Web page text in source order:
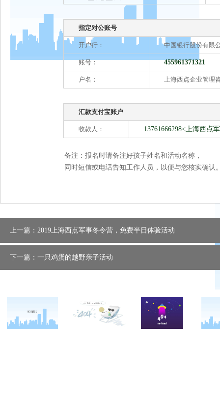
指定对公账号
开户行： 中国银行股份有限
账号： 455961371321
户名： 上海西点企业管理
汇款支付宝账户
收款人： 13761666298<上海西点
备注：报名时请备注好孩子姓名和活动名称，
同时短信或电话告知工作人员，以便与您核实确认
上一篇：2019上海西点军事冬令营，免费半日体验活动
下一篇：一只鸡蛋的越野亲子活动